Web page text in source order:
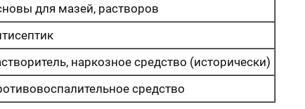
для мазей, растворов
наркозное средство (исторически)
средство